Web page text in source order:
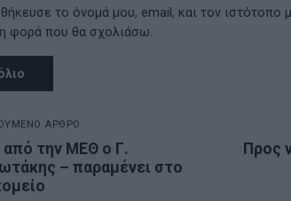
το όνομά μου, email, και τον ιστότοπο
φορά που θα σχολιάσω.
ΑΡΘΡΟ
από την ΜΕΘ ο Γ.
– παραμένει στο
Προς